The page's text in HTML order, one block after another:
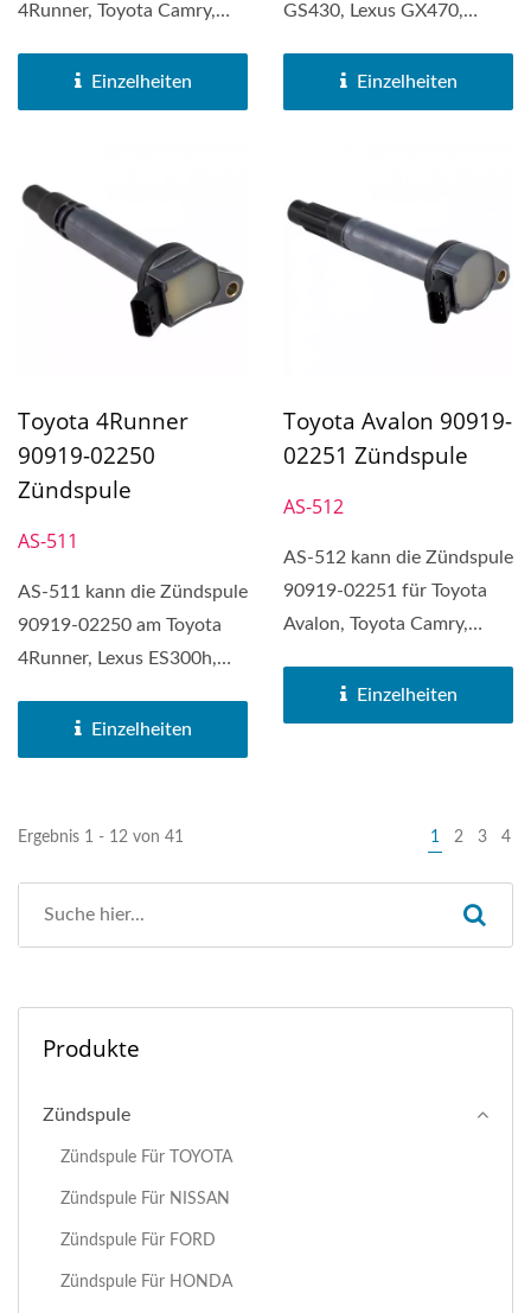
4Runner, Toyota Camry,
Einzelheiten
GS430, Lexus GX470,
LX470...
Einzelheiten
Toyota 4Runner
90919-02250
Zündspule
AS-511
AS-511 kann die Zündspule
90919-02250 am Toyota
4Runner, Lexus ES300h,
Einzelheiten
Toyota Avalon 90919-
02251 Zündspule
AS-512
AS-512 kann die Zündspule
90919-02251 für Toyota
Avalon, Toyota Camry,
Einzelheiten
Ergebnis 1 - 12 von 41 1 2 3 4
Produkte
Zündspule
Zündspule Für TOYOTA
Zündspule Für NISSAN
Zündspule Für FORD
Zündspule Für HONDA